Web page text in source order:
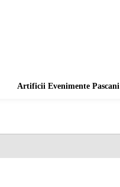
Artificii Evenimente Pascani